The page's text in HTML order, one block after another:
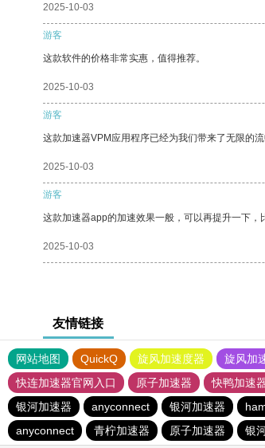
2025-10-03
游客
这款软件的价格非常实惠，值得推荐。
2025-10-03
游客
这款加速器VPM应用程序已经为我们带来了无限的流
2025-10-03
游客
这款加速器app的加速效果一般，可以再提升一下，
2025-10-03
友情链接
网站地图 QuickQ 旋风加速度器 旋风加
快连加速器官网入口
原子加速器 快鸭加速
银河加速器
anyconnect 银河加速器
anyconnect
青柠加速器 原子加速器 银